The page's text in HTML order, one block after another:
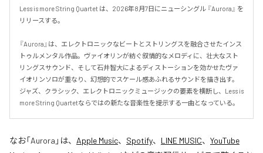
Less is more String Quartet は、2026年8月7日にニューシングル 『Aurora』 を
リリースする。
『Aurora』は、エレクトロニックなビートとストリングスを融合させたインス
トゥルメンタル作品。ヴァイオリンが紡ぐ叙情的なメロディに、壮大なスト
リングスサウンド、そして石井智大によるディストーションを効かせたヴァ
イオリンソロが重なり、幻想的でスケール感あふれるサウンドを描き出す。
ジャズ、クラシック、エレクトロニックミュージックの要素を横断し、Less is
more String Quartetならではの新たな音楽性を提示する一曲となっている。
なお「Aurora 」は、 Apple Music、 Spotify、 LINE MUSIC、 YouTube